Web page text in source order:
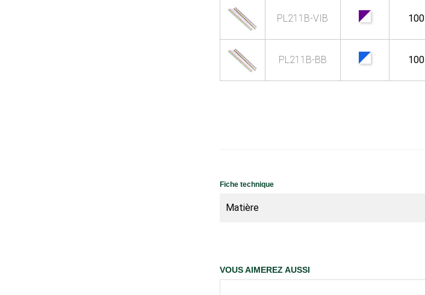
PL211B-VIB 100
PL211B-BB 100
Fiche technique
Matière
VOUS AIMEREZ AUSSI